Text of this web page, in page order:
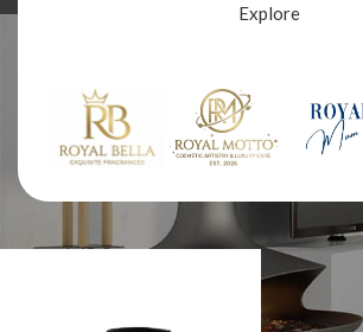
Explore
tom
Royal Mum/Ürünler “tom ford black orchid